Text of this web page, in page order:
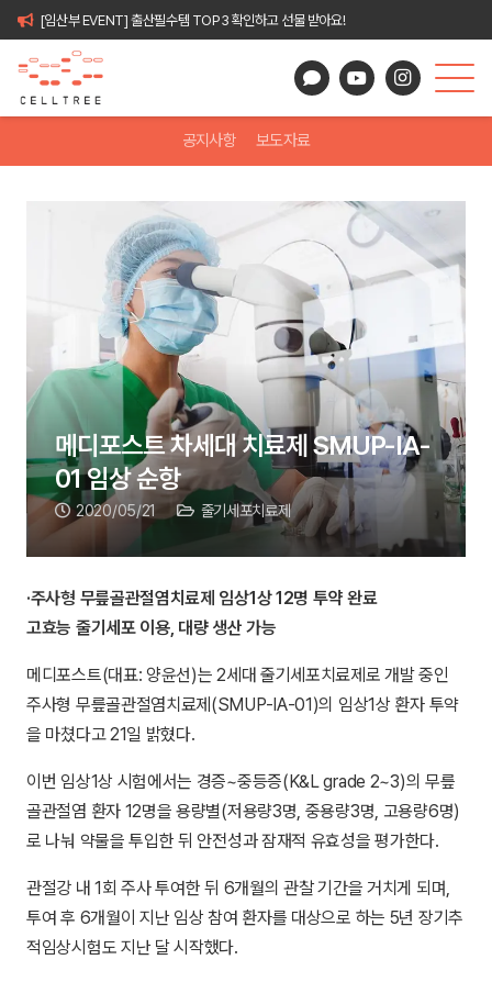
[임산부 EVENT] 출산필수템 TOP3 확인하고 선물 받아요!
공지사항 보도자료
메디포스트 차세대 치료제 SMUP-IA-
01 임상 순항
2020/05/21 줄기세포치료제
·주사형 무릎골관절염치료제 임상1상 12명 투약 완료
고효능 줄기세포 이용, 대량 생산 가능
메디포스트(대표: 양윤선)는 2세대 줄기세포치료제로 개발 중인
주사형 무릎골관절염치료제(SMUP-IA-01)의 임상1상 환자 투약
을 마쳤다고 21일 밝혔다.
이번 임상1상 시험에서는 경증~중등증(K&L grade 2~3)의 무릎
골관절염 환자 12명을 용량별(저용량3명, 중용량3명, 고용량6명)
로 나눠 약물을 투입한 뒤 안전성과 잠재적 유효성을 평가한다.
관절강 내 1회 주사 투여한 뒤 6개월의 관찰 기간을 거치게 되며,
투여 후 6개월이 지난 임상 참여 환자를 대상으로 하는 5년 장기추
적임상시험도 지난 달 시작했다.